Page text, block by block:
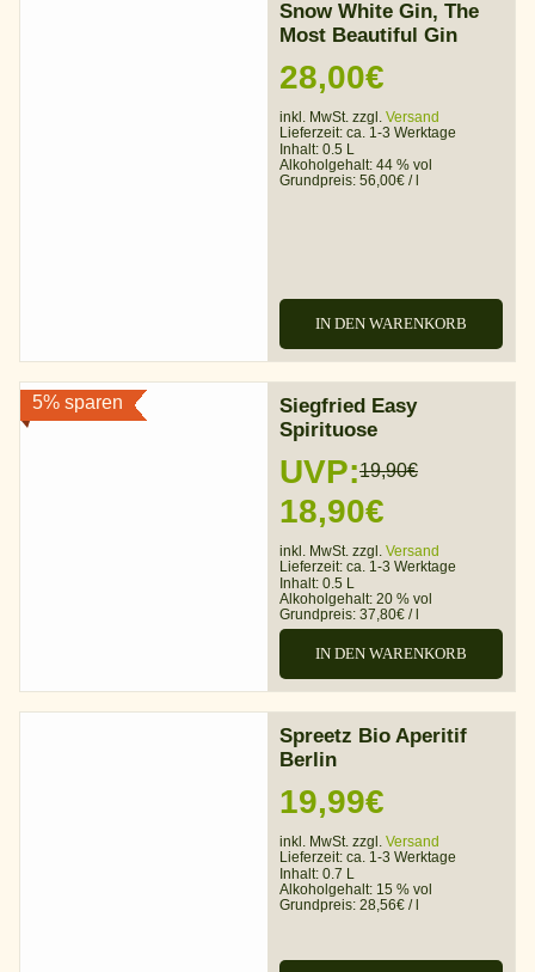
Snow White Gin, The
Most Beautiful Gin
28,00€
inkl. MwSt. zzgl. Versand
Lieferzeit: ca. 1-3 Werktage
Inhalt: 0.5 L
Alkoholgehalt: 44 % vol
Grundpreis: 56,00€ /l
IN DEN WARENKORB
5% sparen
Siegfried Easy
Spirituose
UVP:19,90€
Ursprünglicher
Preis
war:
19,90€
18,90€
Aktueller
Preis
ist:
18,90€.
inkl. MwSt. zzgl. Versand
Lieferzeit: ca. 1-3 Werktage
Inhalt: 0.5 L
Alkoholgehalt: 20 % vol
Grundpreis: 37,80€ /l
IN DEN WARENKORB
Spreetz Bio Aperitif
Berlin
19,99€
inkl. MwSt. zzgl. Versand
Lieferzeit: ca. 1-3 Werktage
Inhalt: 0.7 L
Alkoholgehalt: 15 % vol
Grundpreis: 28,56€ /